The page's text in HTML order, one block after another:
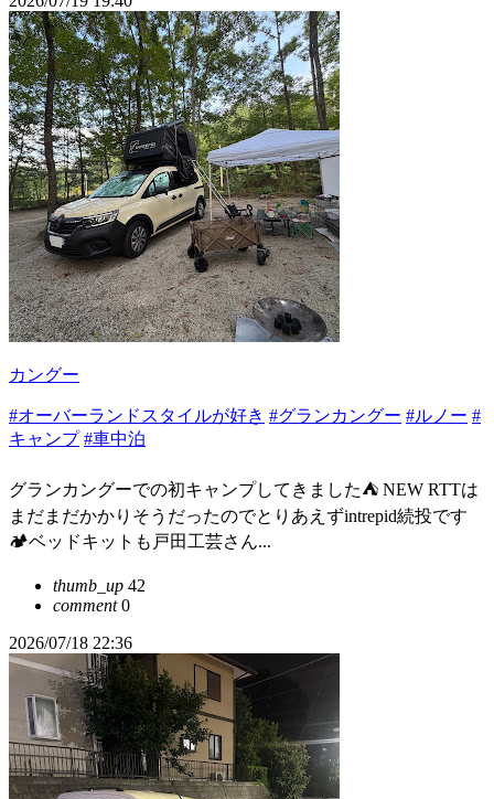
カングー
#オーバーランドスタイルが好き #グランカングー #ルノー #
キャンプ #車中泊
グランカングーでの初キャンプしてきました⛺️ NEW RTTは
まだまだかかりそうだったのでとりあえずintrepid続投です
🏕️ベッドキットも戸田工芸さん...
thumb_up 42
comment0
2026/07/18 22:36